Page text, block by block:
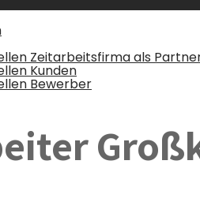
Zeitarbeitsfirma als
Kunden
Bewerber